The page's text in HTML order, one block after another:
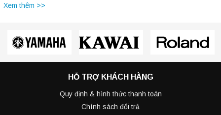
Xem thêm >>
HỖ TRỢ KHÁCH HÀNG
Quy định & hình thức thanh toán
Chính sách đổi trả